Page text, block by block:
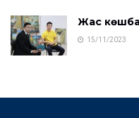
Жас
15/11/2023